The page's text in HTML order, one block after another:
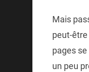
Mais
peut-
pages
un peu